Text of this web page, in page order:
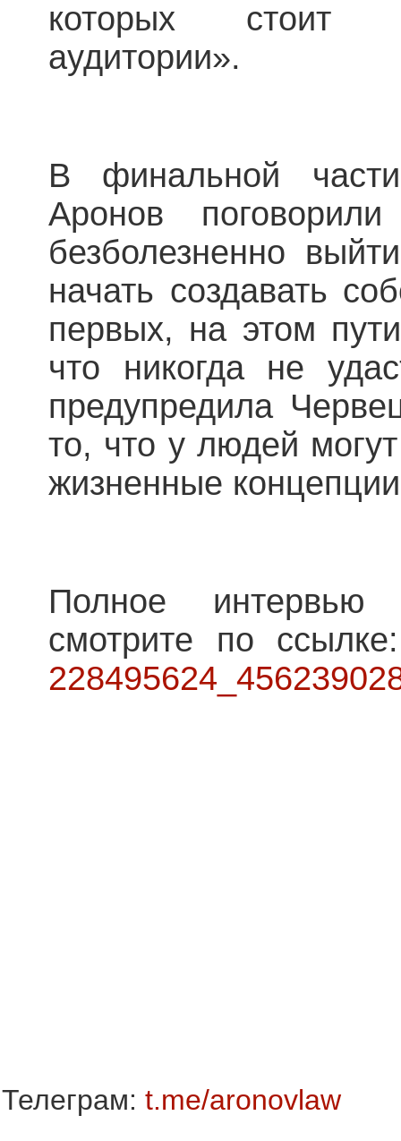
которых стоит
аудитории».
В финальной
Аронов
безболезненно
начать создавать
первых, на этом
что никогда не
предупредила
то, что у людей
жизненные
Полное
смотрите по
Телеграм: t.me/aronovlaw